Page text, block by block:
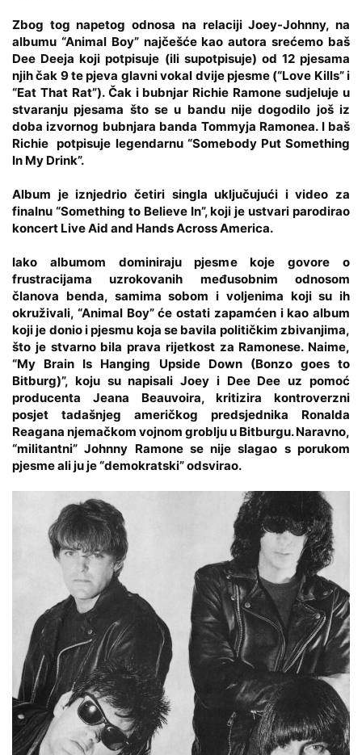
Zbog tog napetog odnosa na relaciji Joey-Johnny, na
albumu “Animal Boy” najčešće kao autora srećemo baš
Dee Deeja koji potpisuje (ili supotpisuje) od 12 pjesama
njih čak 9 te pjeva glavni vokal dvije pjesme (“Love Kills” i
“Eat That Rat”). Čak i bubnjar Richie Ramone sudjeluje u
stvaranju pjesama što se u bandu nije dogodilo još iz
doba izvornog bubnjara banda Tommyja Ramonea. I baš
Richie potpisuje legendarnu “Somebody Put Something
In My Drink”.
Album je iznjedrio četiri singla uključujući i video za
finalnu “Something to Believe In”, koji je ustvari parodirao
koncert Live Aid and Hands Across America.
Iako albumom dominiraju pjesme koje govore o
frustracijama uzrokovanih međusobnim odnosom
članova benda, samima sobom i voljenima koji su ih
okruživali, “Animal Boy” će ostati zapamćen i kao album
koji je donio i pjesmu koja se bavila političkim zbivanjima,
što je stvarno bila prava rijetkost za Ramonese. Naime,
“My Brain Is Hanging Upside Down (Bonzo goes to
Bitburg)”, koju su napisali Joey i Dee Dee uz pomoć
producenta Jeana Beauvoira, kritizira kontroverzni
posjet tadašnjeg američkog predsjednika Ronalda
Reagana njemačkom vojnom groblju u Bitburgu. Naravno,
“militantni” Johnny Ramone se nije slagao s porukom
pjesme ali ju je “demokratski” odsvirao.